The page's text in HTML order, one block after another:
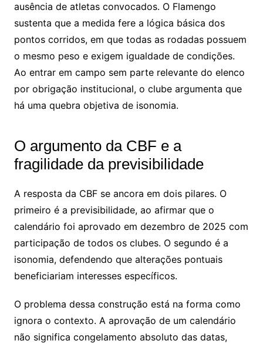
ausência de atletas convocados. O Flamengo
sustenta que a medida fere a lógica básica dos
pontos corridos, em que todas as rodadas possuem
o mesmo peso e exigem igualdade de condições.
Ao entrar em campo sem parte relevante do elenco
por obrigação institucional, o clube argumenta que
há uma quebra objetiva de isonomia.
O argumento da CBF e a
fragilidade da previsibilidade
A resposta da CBF se ancora em dois pilares. O
primeiro é a previsibilidade, ao afirmar que o
calendário foi aprovado em dezembro de 2025 com
participação de todos os clubes. O segundo é a
isonomia, defendendo que alterações pontuais
beneficiariam interesses específicos.
O problema dessa construção está na forma como
ignora o contexto. A aprovação de um calendário
não significa congelamento absoluto das datas,